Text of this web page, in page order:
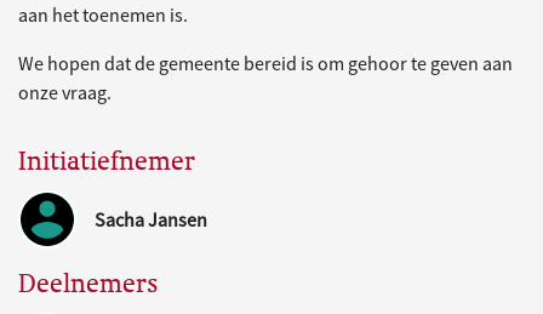
aan het toenemen is.
We hopen dat de gemeente bereid is om gehoor te geven aan
onze vraag.
Initiatiefnemer
Sacha Jansen
Deelnemers